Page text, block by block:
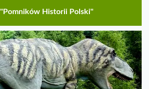
Historii Polski"